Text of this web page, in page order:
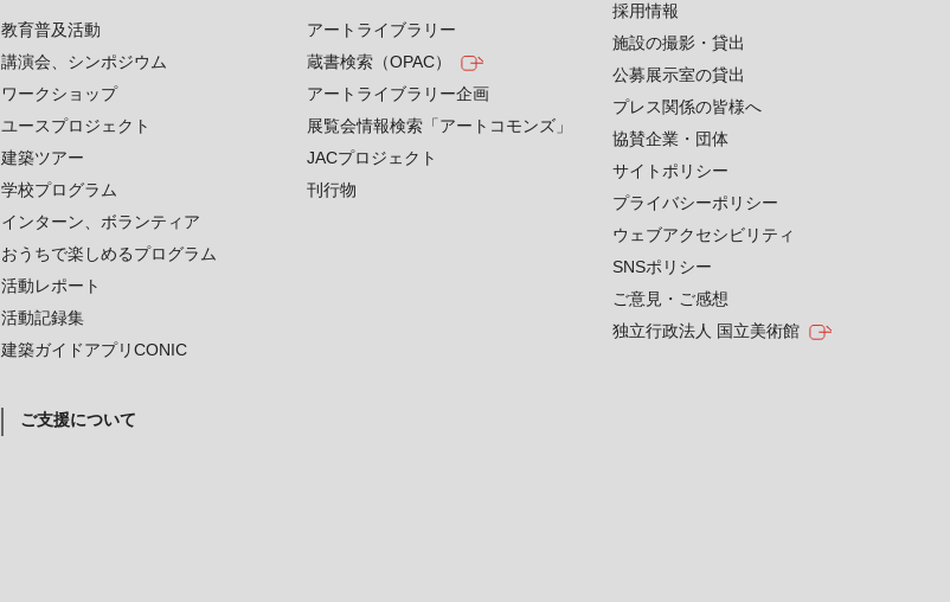
教育普及活動
講演会、シンポジウム
ワークショップ
ユースプロジェクト
建築ツアー
学校プログラム
インターン、ボランティア
おうちで楽しめるプログラム
活動レポート
活動記録集
建築ガイドアプリCONIC
アートライブラリー
蔵書検索（OPAC）
アートライブラリー企画
展覧会情報検索「アートコモンズ」
JACプロジェクト
刊行物
ご支援について
採用情報
施設の撮影・貸出
公募展示室の貸出
プレス関係の皆様へ
協賛企業・団体
サイトポリシー
プライバシーポリシー
ウェブアクセシビリティ
SNSポリシー
ご意見・ご感想
独立行政法人 国立美術館